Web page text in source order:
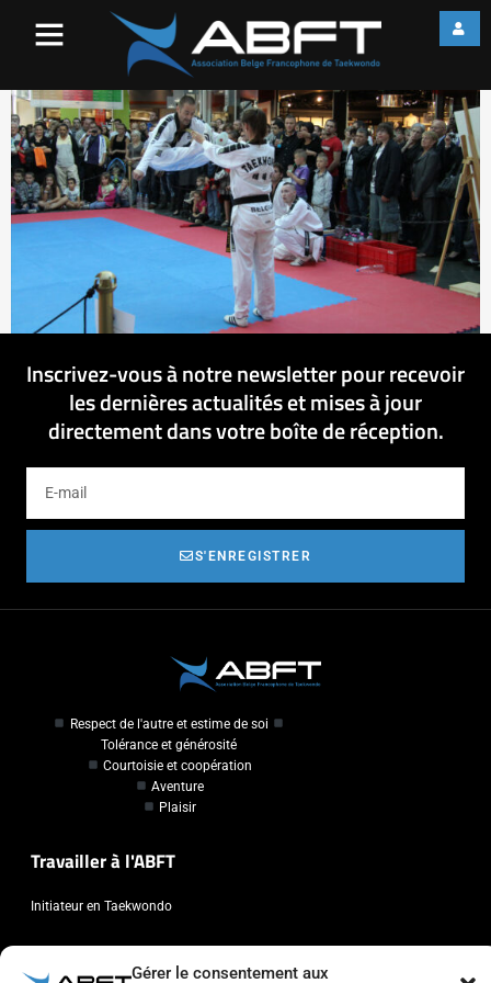
Gérer le consentement aux
Inscrivez-vous à notre newsletter pour recevoir
les dernières actualités et mises à jour
directement dans votre boîte de réception.
S'ENREGISTRER
Respect de l'autre et estime de soi
Tolérance et générosité
Courtoisie et coopération
Aventure
Plaisir
Travailler à l'ABFT
Initiateur en Taekwondo